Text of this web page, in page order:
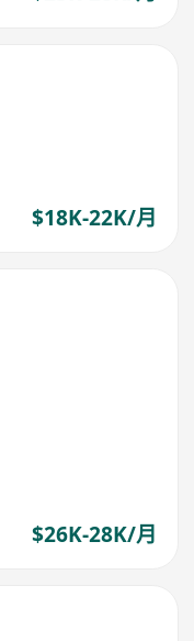
$18K-22K/月
$26K-28K/月